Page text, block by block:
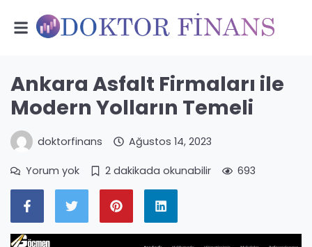
Ankara Asfalt Firmaları ile
Modern Yolların Temeli
doktorfinans Ağustos 14, 2023
Yorum yok 2 dakikada okunabilir 693